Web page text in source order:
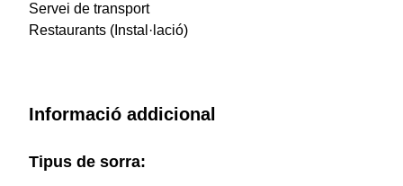
Servei de transport
Restaurants (Instal·lació)
Informació addicional
Tipus de sorra: